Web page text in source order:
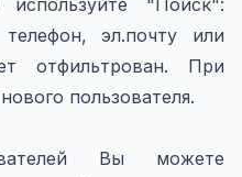
"Поиск":
эл.почту или
отфильтрован. При
пользователя.
Вы можете